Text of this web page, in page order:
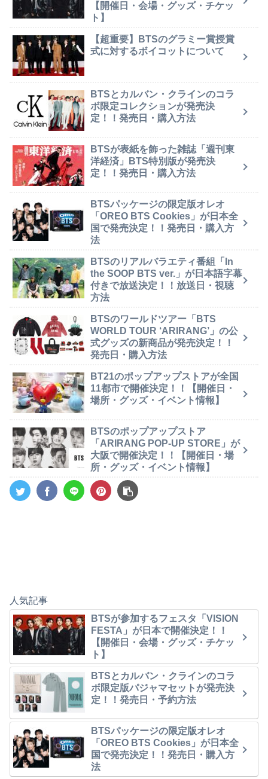
【開催日・会場・グッズ・チケッ
ト】
【超重要】BTSのグラミー賞授賞
式に対するボイコットについて
BTSとカルバン・クラインのコラ
ボ限定コレクションが発売決
定！！発売日・購入方法
BTSが表紙を飾った雑誌「週刊東
洋経済」BTS特別版が発売決
定！！発売日・購入方法
BTSパッケージの限定版オレオ
「OREO BTS Cookies」が日本全
国で発売決定！！発売日・購入方
法
BTSのリアルバラエティ番組「In
the SOOP BTS ver.」が日本語字幕
付きで放送決定！！放送日・視聴
方法
BTSのワールドツアー「BTS
WORLD TOUR ‘ARIRANG’」の公
式グッズの新商品が発売決定！！
発売日・購入方法
BT21のポップアップストアが全国
11都市で開催決定！！【開催日・
場所・グッズ・イベント情報】
BTSのポップアップストア
「ARIRANG POP-UP STORE」が
大阪で開催決定！！【開催日・場
所・グッズ・イベント情報】
人気記事
BTSが参加するフェスタ「VISION
FESTA」が日本で開催決定！！
【開催日・会場・グッズ・チケッ
ト】
BTSとカルバン・クラインのコラ
ボ限定版パジャマセットが発売決
定！！発売日・予約方法
BTSパッケージの限定版オレオ
「OREO BTS Cookies」が日本全
国で発売決定！！発売日・購入方
法